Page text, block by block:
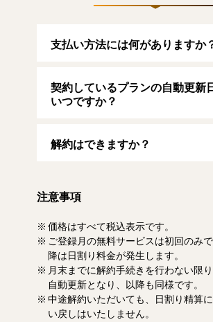
支払い方法には何がありますか
す。
【クレジットカード】
契約しているプランの自動更新
いつですか？
ンのご利用期間は、マイページに
解約はできますか？
事をお読みいただけます。なお、日
注意事項
価格はすべて税込表示です。
ご登録月の無料サービスは初回のみ
降は日割り料金が発生します。
月末までに解約手続きを行わない限
自動更新となり、以降も同様です。
中途解約いただいても、日割り精算
い戻しはいたしません。